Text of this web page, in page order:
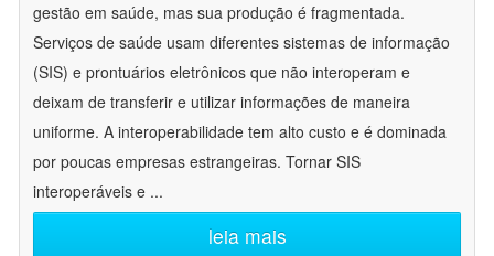
gestão em saúde, mas sua produção é fragmentada.
Serviços de saúde usam diferentes sistemas de informação
(SIS) e prontuários eletrônicos que não interoperam e
deixam de transferir e utilizar informações de maneira
uniforme. A interoperabilidade tem alto custo e é dominada
por poucas empresas estrangeiras. Tornar SIS
interoperáveis e ...
leia mais